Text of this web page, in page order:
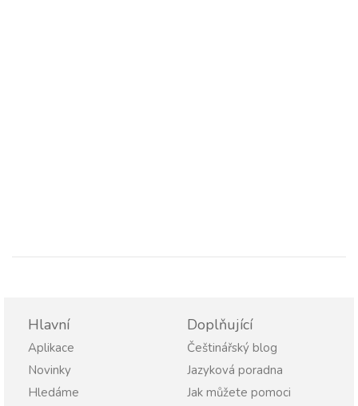
Hlavní
Aplikace
Novinky
Hledáme
Doplňující
Češtinářský blog
Jazyková poradna
Jak můžete pomoci